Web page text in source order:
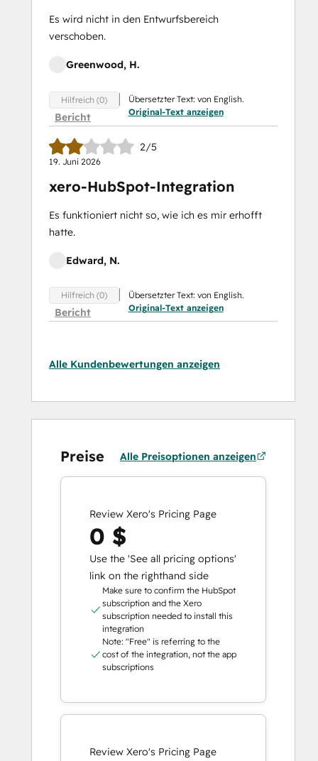
Es wird nicht in den Entwurfsbereich
verschoben.
Greenwood, H.
Hilfreich (0)
Bericht
Übersetzter Text: von English.
Original-Text anzeigen
2/5
19. Juni 2026
xero-HubSpot-Integration
Es funktioniert nicht so, wie ich es mir erhofft
hatte.
Edward, N.
Hilfreich (0)
Bericht
Übersetzter Text: von English.
Original-Text anzeigen
Alle Kundenbewertungen anzeigen
Preise Alle Preisoptionen anzeigen
Review Xero's Pricing Page
0 $
Use the 'See all pricing options'
link on the righthand side
Make sure to confirm the HubSpot
subscription and the Xero
subscription needed to install this
integration
Note: "Free" is referring to the
cost of the integration, not the app
subscriptions
Review Xero's Pricing Page